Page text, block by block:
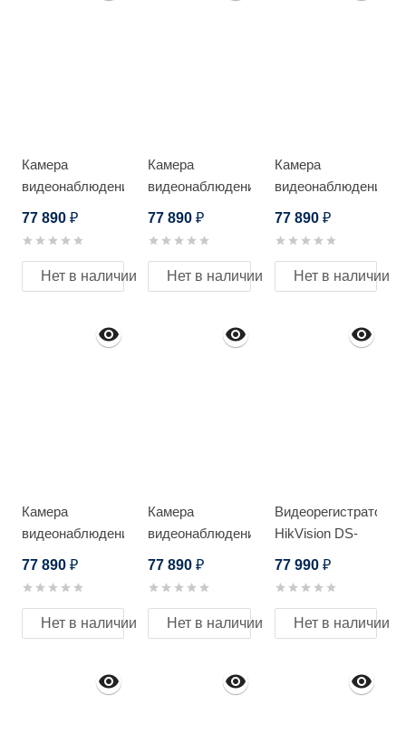
Камера
видеонаблюдения
77 890 ₽
Нет в наличии
Камера
видеонаблюдения
77 890₽
Нет в наличии
Камера
видеонаблюдения
77 890 ₽
Нет в наличии
Камера
видеонаблюдения
77 890 ₽
Нет в наличии
Камера
видеонаблюдения
77 890₽
Нет в наличии
Видеорегистратор
HikVision DS-
77 990 ₽
Нет в наличии